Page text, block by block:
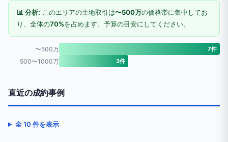
📊 分析: このエリアの土地取引は〜500万の価格帯に集中してお
り、全体の70%を占めます。予算の目安にしてください。
〜500万 7件
500〜1000万 3件
直近の成約事例
全 10 件を表示